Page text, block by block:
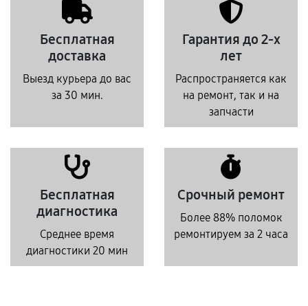
Бесплатная
доставка
Выезд курьера до вас
за 30 мин.
Гарантия до 2-х
лет
Распространяется как
на ремонт, так и на
запчасти
Бесплатная
диагностика
Среднее время
диагностики 20 мин
Срочный ремонт
Более 88% поломок
ремонтируем за 2 часа